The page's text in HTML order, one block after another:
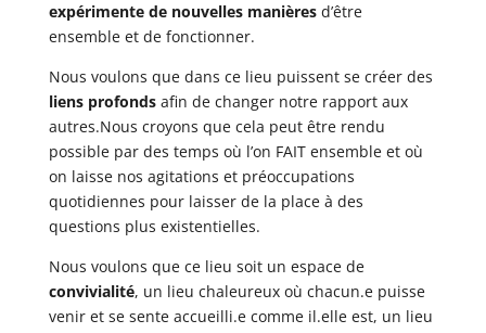
expérimente de nouvelles manièresd’être
ensemble et de fonctionner.
Nous voulons que dans ce lieu puissent se créer des
liens profondsafin de changer notre rapport aux
autres.Nous croyons que cela peut être rendu
possible par des temps où l’on FAIT ensemble et où
on laisse nos agitations et préoccupations
quotidiennes pour laisser de la place à des
questions plus existentielles.
Nous voulons que ce lieu soit un espace de
convivialité, un lieu chaleureux où chacun.e puisse
venir et se sente accueilli.e comme il.elle est, un lieu